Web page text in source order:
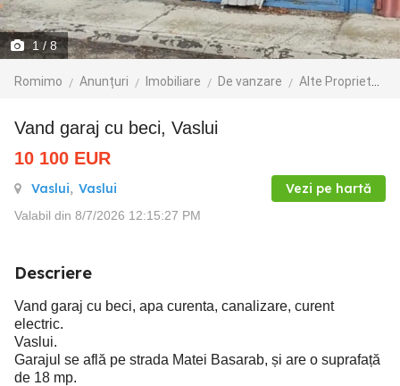
1/ 8
Romimo Anunțuri Imobiliare De vanzare Alte Proprietati
Vand garaj cu beci, Vaslui
10 100 EUR
Vaslui, Vaslui Vezi pe hartă
Valabil din 8/7/2026 12:15:27 PM
Descriere
Vand garaj cu beci, apa curenta, canalizare, curent
electric.
Vaslui.
Garajul se află pe strada Matei Basarab, și are o suprafață
de 18 mp.